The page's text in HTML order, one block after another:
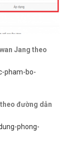
Jang theo
pham-bo-
đường dẫn
phong-